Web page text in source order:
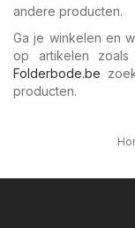
andere producten.
Ga je winkelen en
op artikelen zoals
Folderbode.be
producten.